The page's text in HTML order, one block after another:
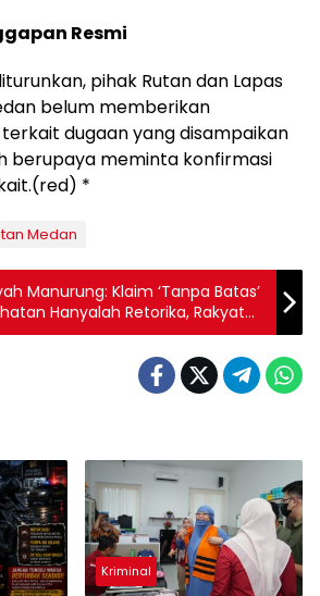
Resmi
pihak Rutan dan Lapas
belum memberikan
dugaan yang disampaikan
berupaya meminta konfirmasi
*
Medan
Manurung: Klaim ‘Tanpa Batas’
Hanyalah Retorika, Rakyat
Nyata di Lapangan
Kriminal